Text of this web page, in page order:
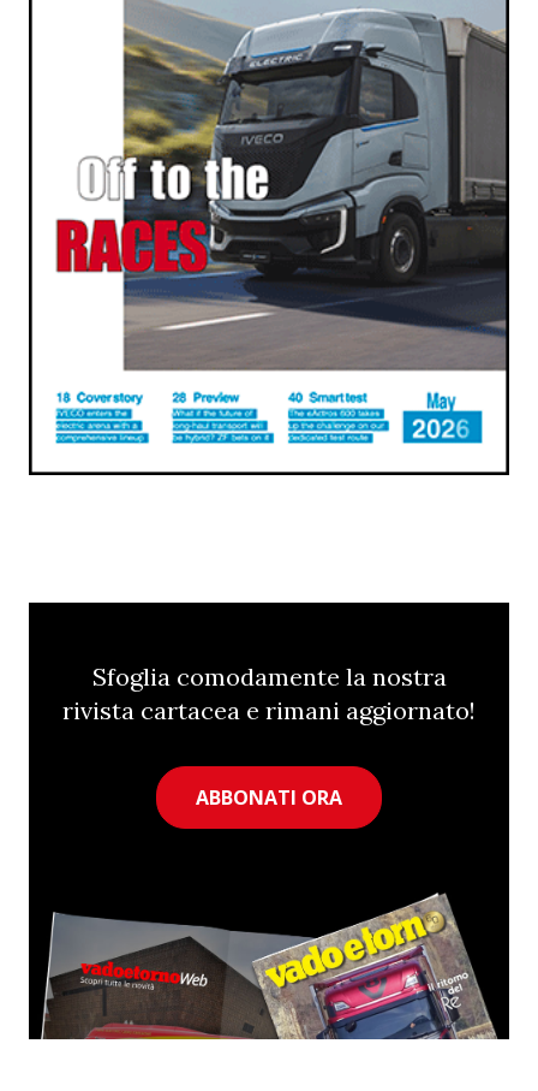
Sfoglia comodamente la nostra
rivista cartacea e rimani aggiornato!
ABBONATI ORA